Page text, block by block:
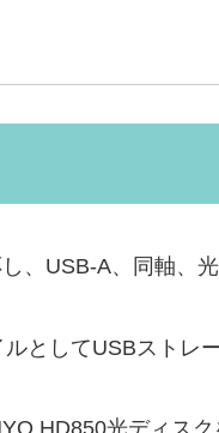
、USB-A、同軸、
としてUSBストレ